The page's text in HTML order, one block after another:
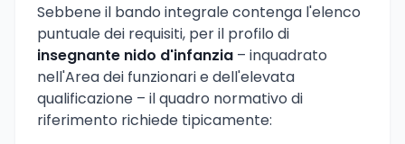
Sebbene il bando integrale contenga l'elenco
puntuale dei requisiti, per il profilo di
insegnante nido d'infanzia – inquadrato
nell'Area dei funzionari e dell'elevata
qualificazione – il quadro normativo di
riferimento richiede tipicamente: